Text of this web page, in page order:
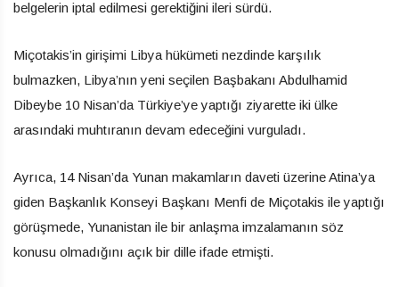
belgelerin iptal edilmesi gerektiğini ileri sürdü.
Miçotakis’in girişimi Libya hükümeti nezdinde karşılık
bulmazken, Libya’nın yeni seçilen Başbakanı Abdulhamid
Dibeybe 10 Nisan’da Türkiye’ye yaptığı ziyarette iki ülke
arasındaki muhtıranın devam edeceğini vurguladı.
Ayrıca, 14 Nisan’da Yunan makamların daveti üzerine Atina’ya
giden Başkanlık Konseyi Başkanı Menfi de Miçotakis ile yaptığı
görüşmede, Yunanistan ile bir anlaşma imzalamanın söz
konusu olmadığını açık bir dille ifade etmişti.